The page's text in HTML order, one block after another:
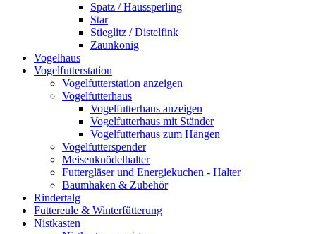
Spatz / Haussperling
Star
Stieglitz / Distelfink
Zaunkönig
Vogelhaus
Vogelfutterstation
Vogelfutterstation anzeigen
Vogelfutterhaus
Vogelfutterhaus anzeigen
Vogelfutterhaus mit Ständer
Vogelfutterhaus zum Hängen
Vogelfutterspender
Meisenknödelhalter
Futtergläser und Energiekuchen - Halter
Baumhaken & Zubehör
Rindertalg
Futtereule & Winterfütterung
Nistkasten